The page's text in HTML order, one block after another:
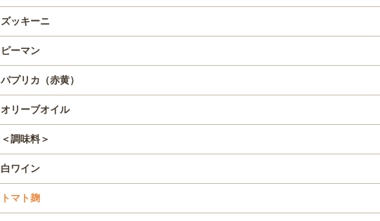
ズッキーニ
ピーマン
パプリカ（赤黄）
オリーブオイル
＜調味料＞
白ワイン
トマト麹